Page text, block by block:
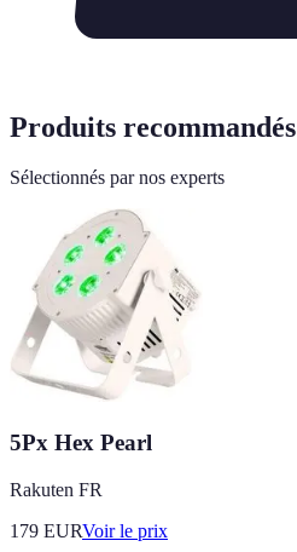
Produits recommandés
Sélectionnés par nos experts
5Px Hex Pearl
Rakuten FR
179 EURVoir le prix